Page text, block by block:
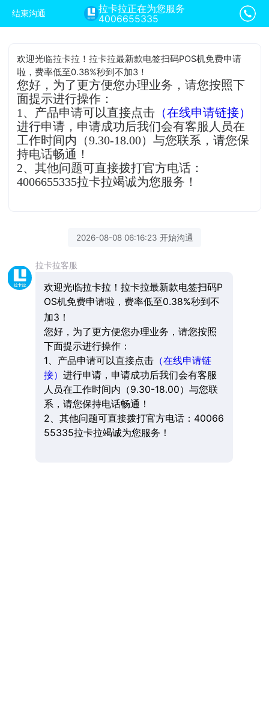
结束沟通
拉卡拉正在为您服务
4006655335
欢迎光临拉卡拉！拉卡拉最新款电签扫码POS机免费申请
啦，费率低至0.38%秒到不加3！
您好，为了更方便您办理业务，请您按照下
面提示进行操作：
1、产品申请可以直接点击 （在线申请链接）
进行申请，申请成功后我们会有客服人员在
工作时间内（9.30-18.00）与您联系，请您保
持电话畅通！
2、其他问题可直接拨打官方电话：
4006655335拉卡拉竭诚为您服务！
2026-08-08 06:16:23 开始沟通
拉卡拉客服
欢迎光临拉卡拉！拉卡拉最新款电签扫码P
OS机免费申请啦，费率低至0.38%秒到不
加3！
您好，为了更方便您办理业务，请您按照
下面提示进行操作：
1、产品申请可以直接点击（在线申请链
接） 进行申请，申请成功后我们会有客服
人员在工作时间内（9.30-18.00）与您联
系，请您保持电话畅通！
2、其他问题可直接拨打官方电话：40066
55335拉卡拉竭诚为您服务！